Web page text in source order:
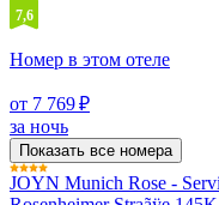
7,6
Номер в этом отеле
от 7 769 ₽
за ночь
Показать все номера
JOYN Munich Rose -